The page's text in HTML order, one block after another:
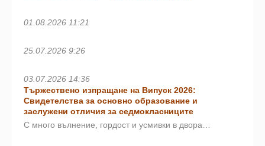
01.08.2026 11:21
25.07.2026 9:26
03.07.2026 14:36
Тържествено изпращане на Випуск 2026:
Свидетелства за основно образование и
заслужени отличия за седмокласниците
С много вълнение, гордост и усмивки в двора…